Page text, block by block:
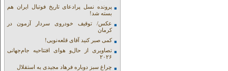
پرونده نسل پرادعای تاریخ فوتبال ایران هم
بسته شد!
عکس/ توقیف خودروی سردار آزمون در
کرمان
کمی صبر کنید آقای قلعه‌نویی!
تصاویری از حال‌و هوای افتتاحیه جام‌جهانی
۲۰۲۶
چراغ سبز دوباره فرهاد مجیدی به استقلال